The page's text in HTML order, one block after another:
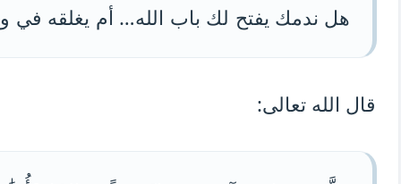
هل ندمك يفتح لك باب الله… أم يغلقه في
قال الله تعالى: